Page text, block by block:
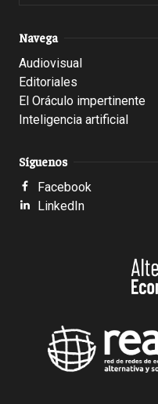
Navega
Audiovisual
Editoriales
El Oráculo impertinente
Inteligencia artificial
Síguenos
Facebook
LinkedIn